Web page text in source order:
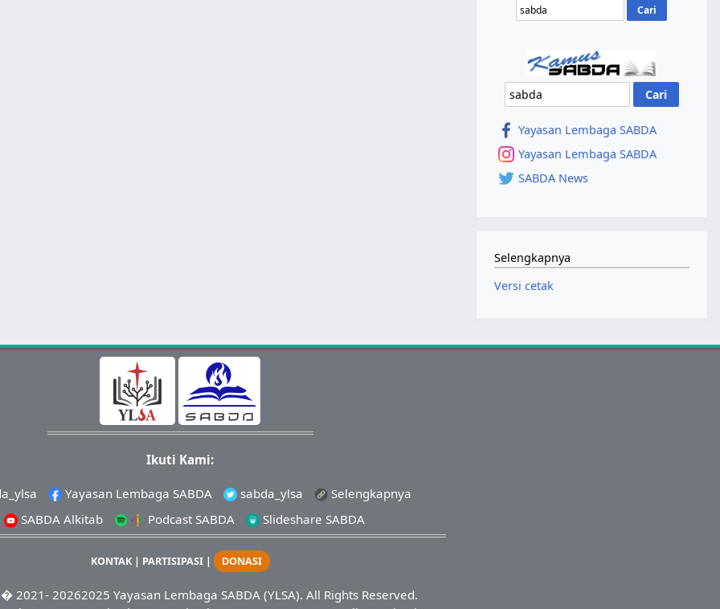
Yayasan Lembaga SABDA
Yayasan Lembaga SABDA
SABDA News
Selengkapnya
Versi cetak
Ikuti Kami:
Yayasan Lembaga SABDA sabda_ylsa
Selengkapnya
SABDA Alkitab
Podcast SABDA Slideshare SABDA
KONTAK| PARTISIPASI| DONASI
� 2021- 20262025 Yayasan Lembaga SABDA (YLSA). All Rights Reserved.